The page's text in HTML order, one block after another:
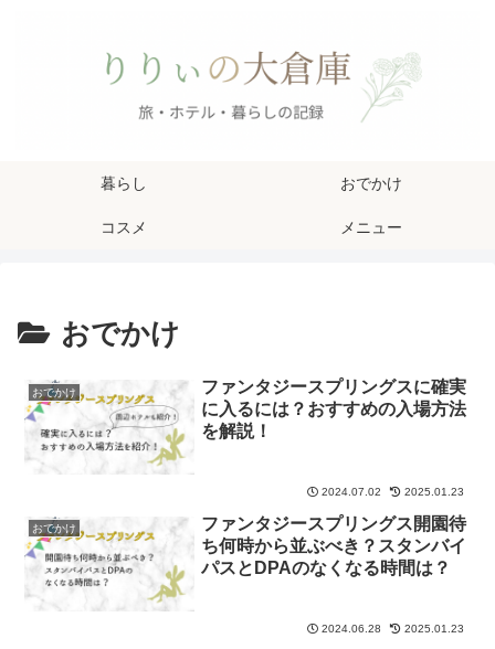
暮らし おでかけ
コスメ メニュー
おでかけ
おでかけ
ファンタジースプリングスに確実
に入るには？おすすめの入場方法
を解説！
2024.07.02 2025.01.23
おでかけ
ファンタジースプリングス開園待
ち何時から並ぶべき？スタンバイ
パスとDPAのなくなる時間は？
2024.06.28 2025.01.23